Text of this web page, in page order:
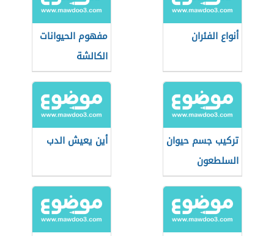
أنواع الفئران
مفهوم الحيوانات
الكالشة
تركيب جسم حيوان
السلطعون
أين يعيش الدب